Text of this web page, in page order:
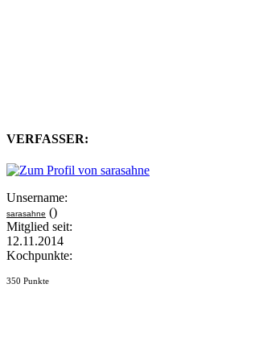
VERFASSER:
Unsername:
sarasahne ()
Mitglied seit:
12.11.2014
Kochpunkte:
350 Punkte